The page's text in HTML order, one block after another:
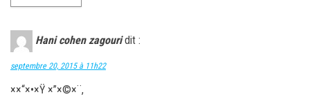
Hani cohen zagouri dit :
septembre 20, 2015 à 11h22
××“×•×Ÿ ×”×©×¨,